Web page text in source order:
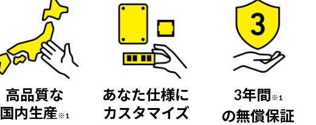
高品質な
国内生産※1
あなた仕様に
カスタマイズ
3年間※1
の無償保証